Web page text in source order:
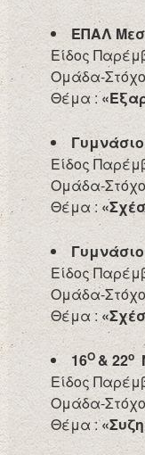
ΕΠΑΛ
Είδος
Ομάδα-
Θέμα :
Είδος
Ομάδα-
Θέμα :
Είδος
Ομάδα-
Θέμα :
16Ο& 22ο
Είδος
Ομάδα-
Θέμα :